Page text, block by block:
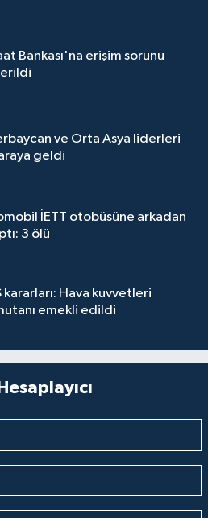
Bankası'na erişim sorunu
ve Orta Asya liderleri
geldi
İETT otobüsüne arkadan
3 ölü
kararları: Hava kuvvetleri
emekli edildi